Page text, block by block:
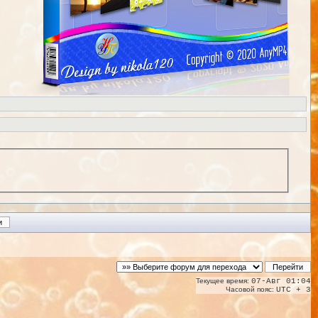
Текущее время: 07-Авг 01:04
Часовой пояс: UTC + 3